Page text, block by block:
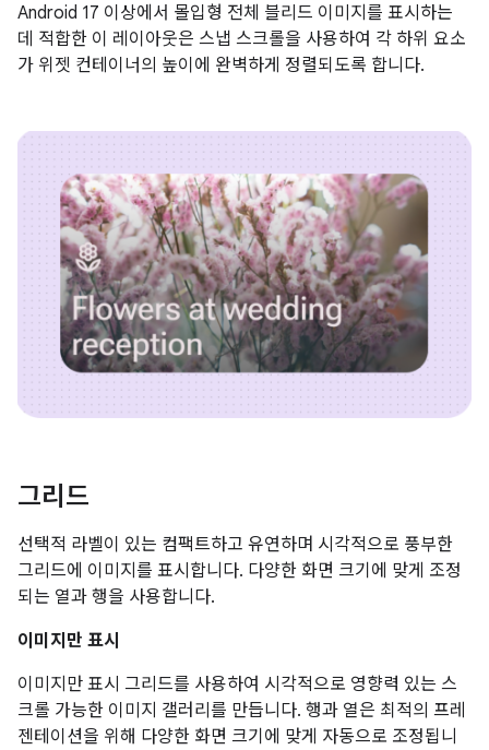
Android 17 이상에서 몰입형 전체 블리드 이미지를 표시하는
데 적합한 이 레이아웃은 스냅 스크롤을 사용하여 각 하위 요소
가 위젯 컨테이너의 높이에 완벽하게 정렬되도록 합니다.
그리드
선택적 라벨이 있는 컴팩트하고 유연하며 시각적으로 풍부한
그리드에 이미지를 표시합니다. 다양한 화면 크기에 맞게 조정
되는 열과 행을 사용합니다.
이미지만 표시
이미지만 표시 그리드를 사용하여 시각적으로 영향력 있는 스
크롤 가능한 이미지 갤러리를 만듭니다. 행과 열은 최적의 프레
젠테이션을 위해 다양한 화면 크기에 맞게 자동으로 조정됩니